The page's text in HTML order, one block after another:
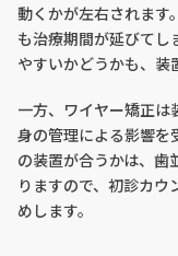
動くかが左右されます
も治療期間が延びてし
やすいかどうかも、装
一方、ワイヤー矯正は
身の管理による影響を
の装置が合うかは、歯
りますので、初診カ
めします。